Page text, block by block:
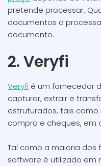
pretende processar.
documentos a
documento.
2. Veryfi
Veryfi é um fornecedor
capturar, extrair e
estruturados, tais
compra e cheques, em
Tal como a maioria dos
software é utilizado em